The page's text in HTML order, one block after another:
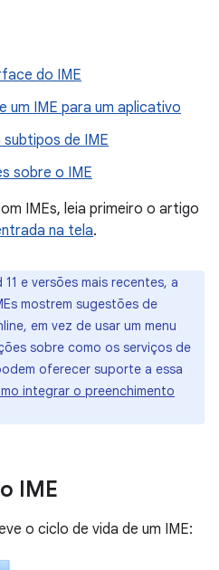
do IME
um IME para um aplicativo
de IME
sobre o IME
IMEs, leia primeiro o artigo
na tela.
e versões mais recentes, a
mostrem sugestões de
em vez de usar um menu
sobre como os serviços de
oferecer suporte a essa
integrar o preenchimento
IME
o ciclo de vida de um IME: